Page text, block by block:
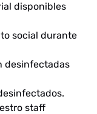
disponibles
social durante
desinfectadas
staff